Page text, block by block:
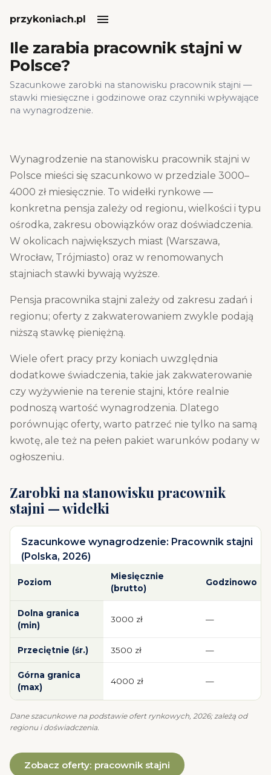
przykoniach.pl
Ile zarabia pracownik stajni w
Polsce?
Szacunkowe zarobki na stanowisku pracownik stajni —
stawki miesięczne i godzinowe oraz czynniki wpływające
na wynagrodzenie.
Wynagrodzenie na stanowisku pracownik stajni w
Polsce mieści się szacunkowo w przedziale 3000–
4000 złmiesięcznie. To widełki rynkowe —
konkretna pensja zależy od regionu, wielkości i typu
ośrodka, zakresu obowiązków oraz doświadczenia.
W okolicach największych miast (Warszawa,
Wrocław, Trójmiasto) oraz w renomowanych
stajniach stawki bywają wyższe.
Pensja pracownika stajni zależy od zakresu zadań i
regionu; oferty z zakwaterowaniem zwykle podają
niższą stawkę pieniężną.
Wiele ofert pracy przy koniach uwzględnia
dodatkowe świadczenia, takie jak zakwaterowanie
czy wyżywienie na terenie stajni, które realnie
podnoszą wartość wynagrodzenia. Dlatego
porównując oferty, warto patrzeć nie tylko na samą
kwotę, ale też na pełen pakiet warunków podany w
ogłoszeniu.
Zarobki na stanowiskupracownik
stajni — widełki
Szacunkowe wynagrodzenie: Pracownik stajni
(Polska, 2026)
Poziom
Miesięcznie
(brutto)
Godzinowo
Dolna granica
(min)
3000 zł —
Przeciętnie (śr.) 3500 zł —
Górna granica
(max)
4000 zł —
Dane szacunkowe na podstawie ofert rynkowych, 2026; zależą od
regionu i doświadczenia.
Zobacz oferty: pracownik stajni